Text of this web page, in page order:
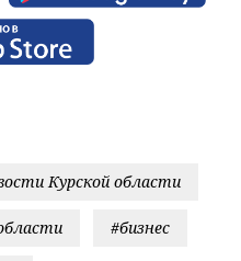
Курской области
#бизнес